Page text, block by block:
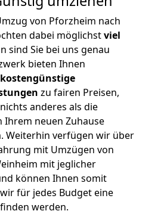
von Pforzheim nach
dabei möglichstviel
sind Sie bei uns genau
bieten Ihnen
kostengünstige
zu fairen Preisen,
anderes als die
Ihrem neuen Zuhause
Weiterhin verfügen wir über
mit Umzügen von
mit jeglicher
können Ihnen somit
für jedes Budget eine
werden.